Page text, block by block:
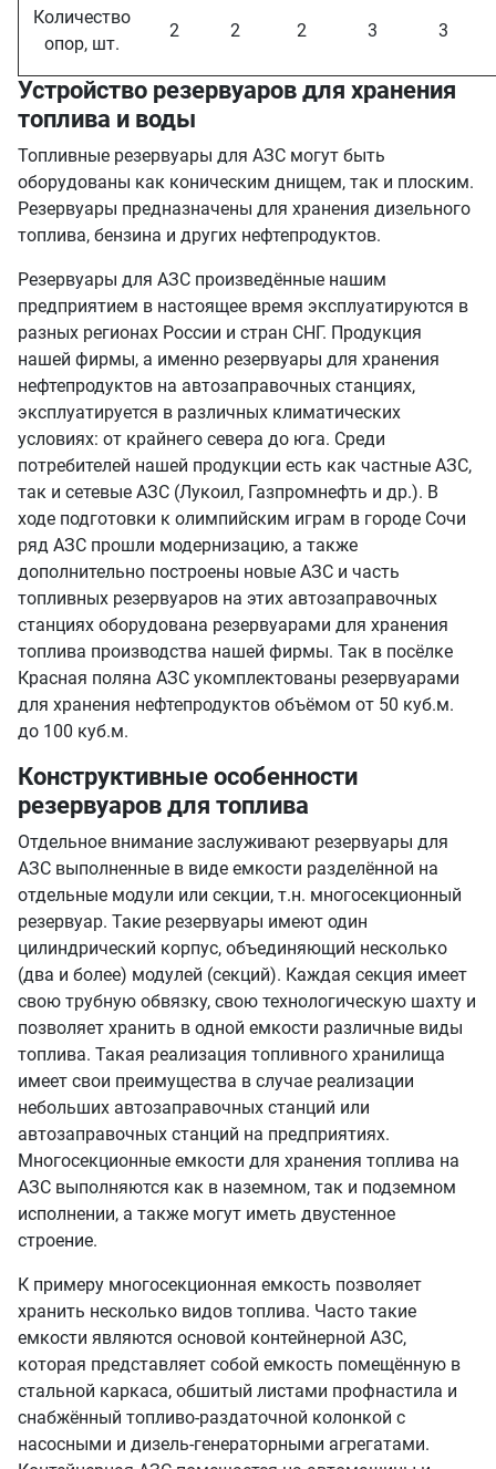
Количество
опор, шт.
2 2 2 3 3
Устройство резервуаров для хранения
топлива и воды
Топливные резервуары для АЗС могут быть
оборудованы как коническим днищем, так и плоским.
Резервуары предназначены для хранения дизельного
топлива, бензина и других нефтепродуктов.
Резервуары для АЗС произведённые нашим
предприятием в настоящее время эксплуатируются в
разных регионах России и стран СНГ. Продукция
нашей фирмы, а именно резервуары для хранения
нефтепродуктов на автозаправочных станциях,
эксплуатируется в различных климатических
условиях: от крайнего севера до юга. Среди
потребителей нашей продукции есть как частные АЗС,
так и сетевые АЗС (Лукоил, Газпромнефть и др.). В
ходе подготовки к олимпийским играм в городе Сочи
ряд АЗС прошли модернизацию, а также
дополнительно построены новые АЗС и часть
топливных резервуаров на этих автозаправочных
станциях оборудована резервуарами для хранения
топлива производства нашей фирмы. Так в посёлке
Красная поляна АЗС укомплектованы резервуарами
для хранения нефтепродуктов объёмом от 50 куб.м.
до 100 куб.м.
Конструктивные особенности
резервуаров для топлива
Отдельное внимание заслуживают резервуары для
АЗС выполненные в виде емкости разделённой на
отдельные модули или секции, т.н. многосекционный
резервуар. Такие резервуары имеют один
цилиндрический корпус, объединяющий несколько
(два и более) модулей (секций). Каждая секция имеет
свою трубную обвязку, свою технологическую шахту и
позволяет хранить в одной емкости различные виды
топлива. Такая реализация топливного хранилища
имеет свои преимущества в случае реализации
небольших автозаправочных станций или
автозаправочных станций на предприятиях.
Многосекционные емкости для хранения топлива на
АЗС выполняются как в наземном, так и подземном
исполнении, а также могут иметь двустенное
строение.
К примеру многосекционная емкость позволяет
хранить несколько видов топлива. Часто такие
емкости являются основой контейнерной АЗС,
которая представляет собой емкость помещённую в
стальной каркаса, обшитый листами профнастила и
снабжённый топливо-раздаточной колонкой с
насосными и дизель-генераторными агрегатами.